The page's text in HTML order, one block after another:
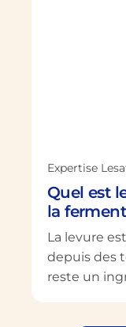
Expertise
Quel est
la
La levure
depuis des
reste un